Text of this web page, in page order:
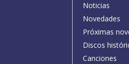
Noticias
Novedades
Próximas
Discos
Canciones